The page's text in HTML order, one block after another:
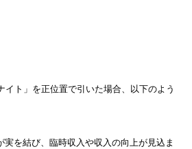
イト」を正位置で引いた場合、以下のよう
実を結び、臨時収入や収入の向上が見込ま